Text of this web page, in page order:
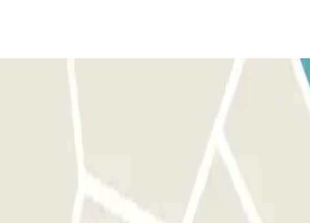
zijn met een digitale code. Voer de code in die u in het boekingsformulier of in de
wordt op dezelfde manier herkend als bij de ingang en de slagboom opent zonder dat u iets
van één uur de parkeergarage probeert te betreden, zal de slagboom niet opengaan. Houdt